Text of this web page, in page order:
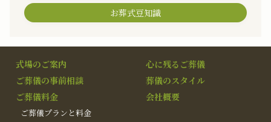
お葬式豆知識
式場のご案内
心に残るご葬儀
ご葬儀の事前相談
葬儀のスタイル
ご葬儀料金
ご葬儀プランと料金
会社概要